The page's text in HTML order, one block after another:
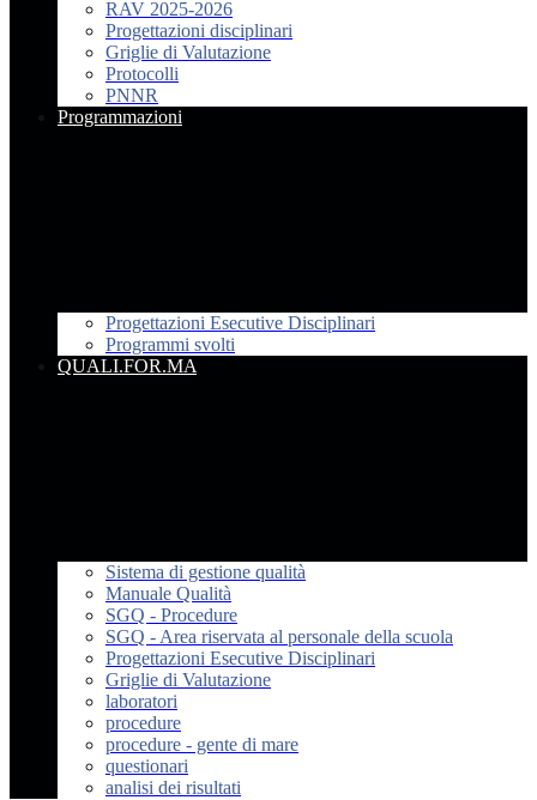
RAV 2025-2026
Progettazioni disciplinari
Griglie di Valutazione
Protocolli
PNNR
Programmazioni
Progettazioni Esecutive Disciplinari
Programmi svolti
QUALI.FOR.MA
Sistema di gestione qualità
Manuale Qualità
SGQ - Procedure
SGQ - Area riservata al personale della scuola
Progettazioni Esecutive Disciplinari
Griglie di Valutazione
laboratori
procedure
procedure - gente di mare
questionari
analisi dei risultati